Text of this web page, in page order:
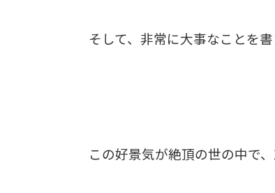
そして、非常に大事なことを書
この好景気が絶頂の世の中で